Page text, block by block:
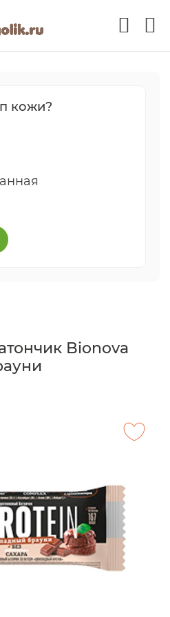
кожи?
Bionova